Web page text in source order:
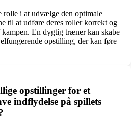
rolle i at udvælge den optimale
til at udføre deres roller korrekt og
En dygtig træner kan skabe
opstilling, der kan føre
opstillinger for et
indflydelse på spillets